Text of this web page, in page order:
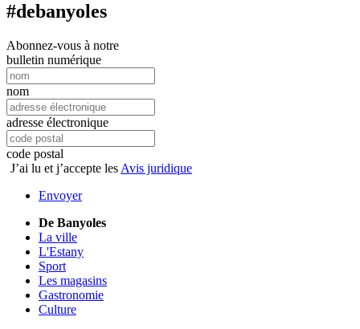
#debanyoles
Abonnez-vous à notre
bulletin numérique
nom
adresse électronique
code postal
J’ai lu et j’accepte les Avis juridique
Envoyer
De Banyoles
La ville
L'Estany
Sport
Les magasins
Gastronomie
Culture